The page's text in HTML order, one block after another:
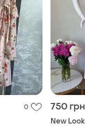
0 750 грн
New Look